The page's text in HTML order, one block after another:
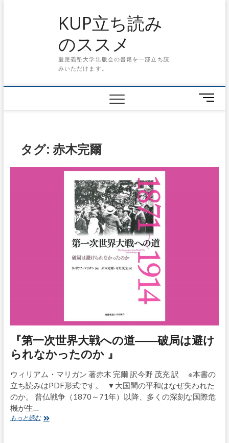
o
KUP立ち読み
のススメ
慶應義塾大学出版会の書籍を一部立ち読
みいただけます。
メ
ニ
タグ: 赤木完爾
『第一次世界大戦への道――破局は避け
られなかったのか 』
ウィリアム・マリガン 著赤木 完爾 訳今野 茂充 訳 ※本書の
立ち読みはPDF形式です。 ▼大国間の平和はなぜ失われた
のか。 普仏戦争（1870～71年）以降、多くの深刻な国際危
機が生…
もっと読む『